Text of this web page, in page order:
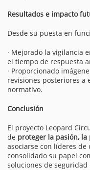
Resultados e impacto
Desde su puesta en
· Mejorado la vigilancia
el tiempo de respuesta
· Proporcionado
revisiones posteriores a
normativo.
Conclusión
El proyecto Leopard
de proteger la pasión,
asociarse con líderes de
consolidado su papel
soluciones de